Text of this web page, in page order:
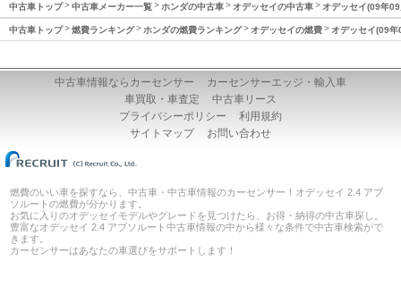
中古車トップ 中古車メーカー一覧 ホンダの中古車 オデッセイの中古車 オデッセイ(09年
中古車トップ 燃費ランキング ホンダの燃費ランキング オデッセイの燃費 オデッセイ(09
中古車情報ならカーセンサー
カーセンサーエッジ・輸入車
車買取・車査定
中古車リース
プライバシーポリシー
利用規約
サイトマップ
お問い合わせ
燃費のいい車を探すなら、中古車・中古車情報のカーセンサー！オデッセイ 2.4 アブ
ソルートの燃費が分かります。
お気に入りのオデッセイモデルやグレードを見つけたら、お得・納得の中古車探し。
豊富なオデッセイ 2.4 アブソルート中古車情報の中から様々な条件で中古車検索がで
きます。
カーセンサーはあなたの車選びをサポートします！